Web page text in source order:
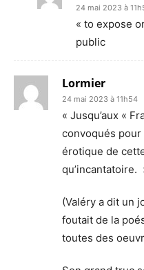
24 mai 2023 à
« to expose
public
Lormier
24 mai 2023 à 11h54
« Jusqu’aux «
convoqués pour
érotique de
qu’incantatoire.
(Valéry a dit un
foutait de la
toutes des